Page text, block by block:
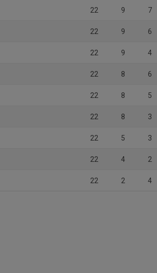
22 9 7
22 9 6
22 9 4
22 8 6
22 8 5
22 8 3
22 5 3
22 4 2
22 2 4